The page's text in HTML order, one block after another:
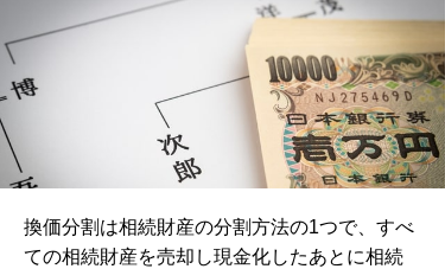
換価分割は相続財産の分割方法の1つで、すべ
ての相続財産を売却し現金化したあとに相続